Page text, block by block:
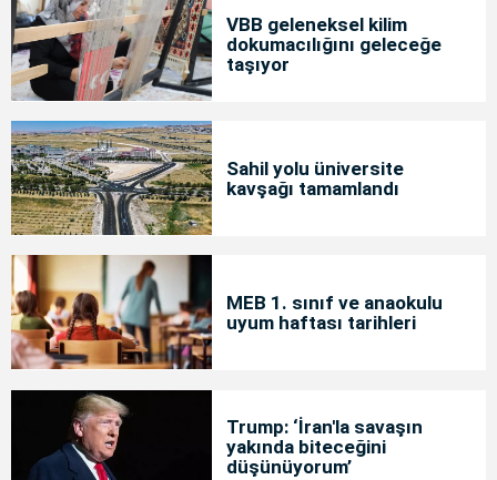
VBB geleneksel kilim
dokumacılığını geleceğe
taşıyor
Sahil yolu üniversite
kavşağı tamamlandı
MEB 1. sınıf ve anaokulu
uyum haftası tarihleri
Trump: ‘İran'la savaşın
yakında biteceğini
düşünüyorum’